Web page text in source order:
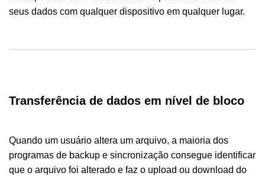
seus dados com qualquer dispositivo em qualquer lugar.
Transferência de dados em nível de bloco
Quando um usuário altera um arquivo, a maioria dos
programas de backup e sincronização consegue identificar
que o arquivo foi alterado e faz o upload ou download do